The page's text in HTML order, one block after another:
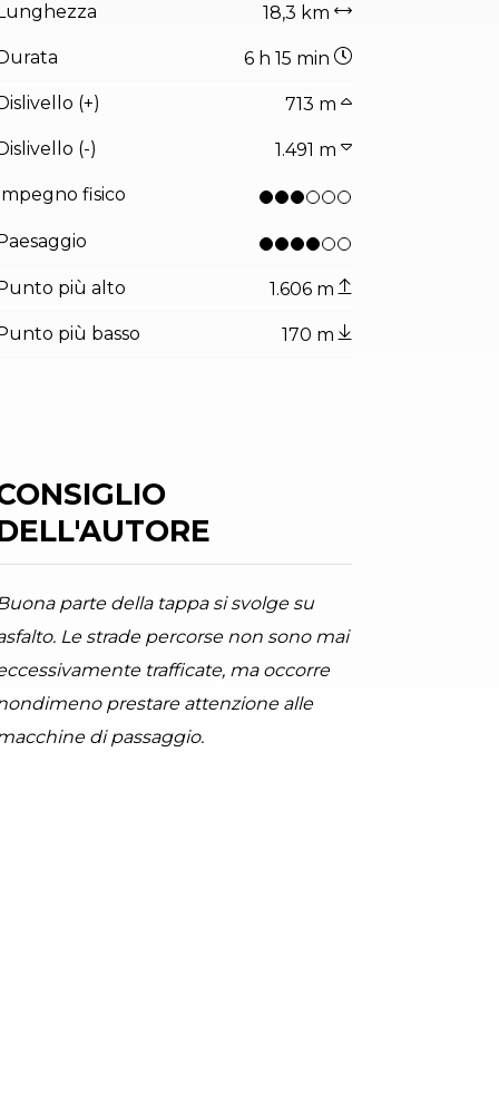
stivo dal monte biaena
Vallagarina Monte Baldo, Garda Trentino
Lunghezza 18,3 km
Durata 6 h 15 min
Dislivello (+) 713 m
Dislivello (-) 1.491 m
Impegno fisico
Paesaggio
Punto più alto 1.606 m
Punto più basso 170 m
parte della tappa si svolge su
Le strade percorse non sono mai
trafficate, ma occorre
prestare attenzione alle
di passaggio.